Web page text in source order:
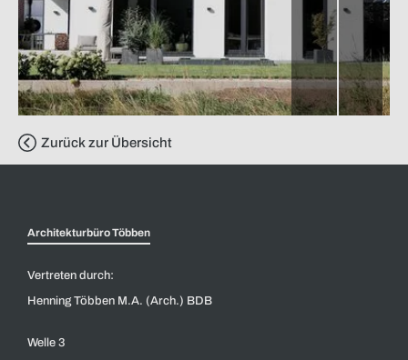
Zurück zur Übersicht
Architekturbüro Többen
Vertreten durch:
Henning Többen M.A. (Arch.) BDB
Welle 3